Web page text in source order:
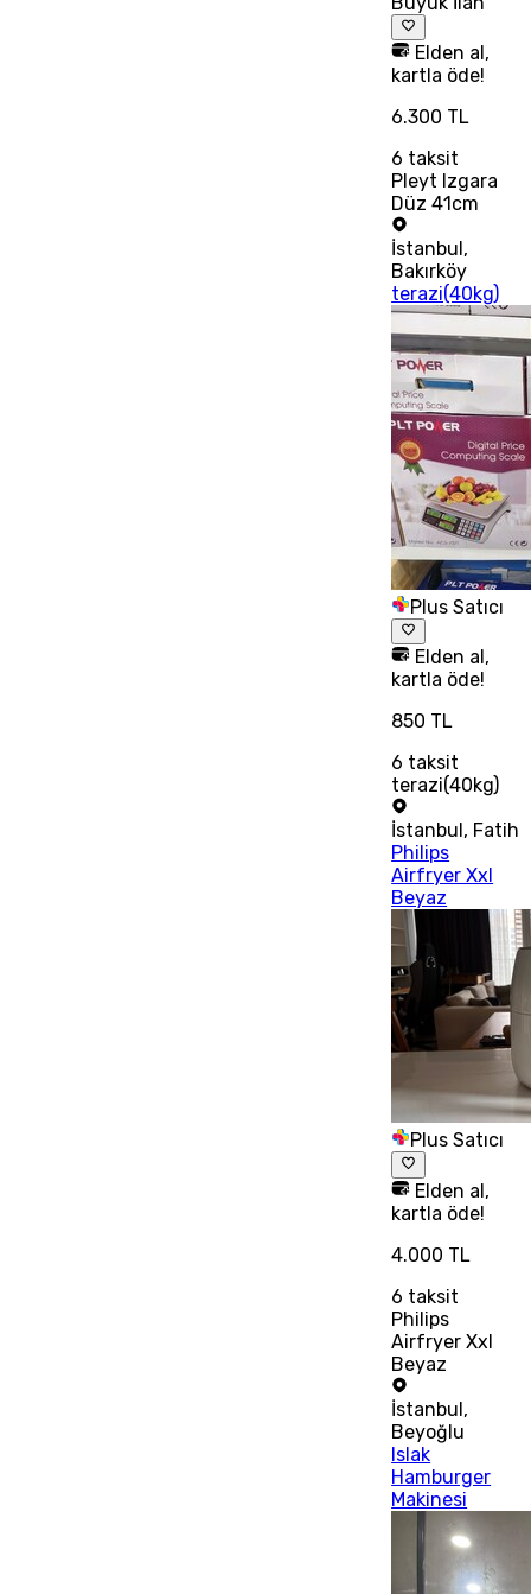
Elden al,
kartla öde!
6.300 TL
6 taksit
Pleyt Izgara
Düz 41cm
İstanbul,
Bakırköy
terazi(40kg)
Plus Satıcı
Elden al,
kartla öde!
850 TL
6 taksit
terazi(40kg)
İstanbul , Fatih
Philips
Airfryer Xxl
Beyaz
Plus Satıcı
Elden al,
kartla öde!
4.000 TL
6 taksit
Philips
Airfryer Xxl
Beyaz
İstanbul,
Beyoğlu
Islak
Hamburger
Makinesi